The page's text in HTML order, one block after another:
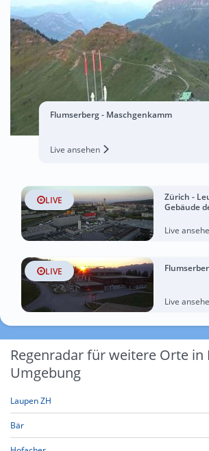
Flumserberg - Maschgenkamm
Live ansehen
LIVE
Zürich -
Gebäude
Live
LIVE
Live
Regenradar für weitere Orte in
Umgebung
Laupen ZH
Bär